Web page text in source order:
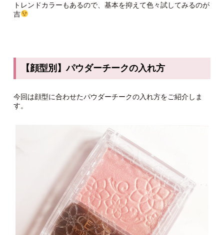
トレンドカラーもあるので、基本を抑えて色々試してみるのが
吉
【顔型別】パウダーチークの入れ方
今回は顔型に合わせたパウダーチークの入れ方をご紹介しま
す。